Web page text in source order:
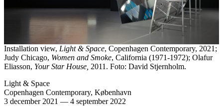
Installation view, Light & Space, Copenhagen Contemporary, 2021;
Judy Chicago, Women and Smoke, California (1971-1972); Olafur
Eliasson, Your Star House, 2011. Foto: David Stjernholm.
Light & Space
Copenhagen Contemporary, København
3 december 2021 — 4 september 2022